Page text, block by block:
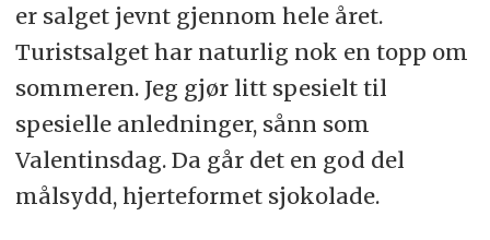
er salget jevnt gjennom hele året.
Turistsalget har naturlig nok en topp om
sommeren. Jeg gjør litt spesielt til
spesielle anledninger, sånn som
Valentinsdag. Da går det en god del
målsydd, hjerteformet sjokolade.